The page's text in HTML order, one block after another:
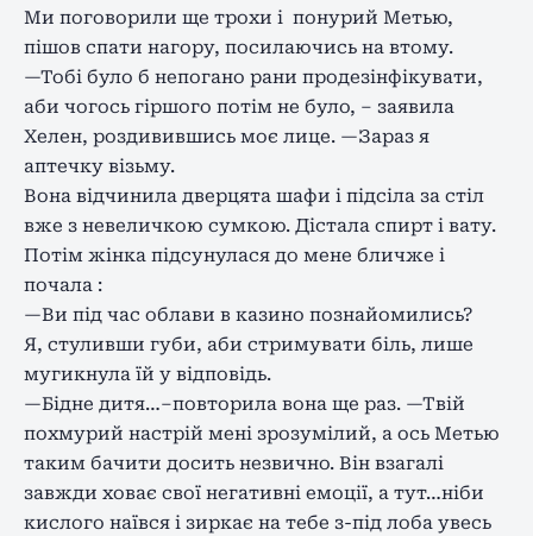
Ми поговорили ще трохи і понурий Метью,
пішов спати нагору, посилаючись на втому.
—Тобі було б непогано рани продезінфікувати,
аби чогось гіршого потім не було, – заявила
Хелен, роздивившись моє лице. —Зараз я
аптечку візьму.
Вона відчинила дверцята шафи і підсіла за стіл
вже з невеличкою сумкою. Дістала спирт і вату.
Потім жінка підсунулася до мене бличже і
почала :
—Ви під час облави в казино познайомились?
Я, стуливши губи, аби стримувати біль, лише
мугикнула їй у відповідь.
—Бідне дитя…–повторила вона ще раз. —Твій
похмурий настрій мені зрозумілий, а ось Метью
таким бачити досить незвично. Він взагалі
завжди ховає свої негативні емоції, а тут…ніби
кислого наївся і зиркає на тебе з-під лоба увесь